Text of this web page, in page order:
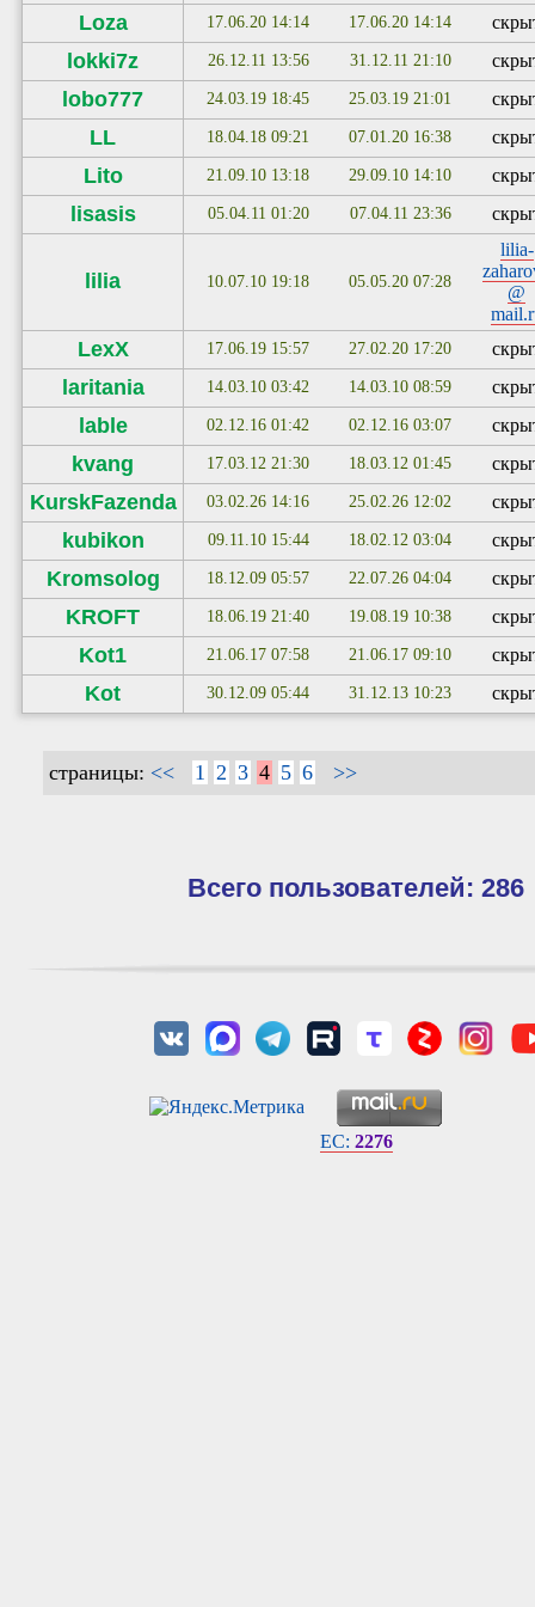
Loza 17.06.20 14:14 17.06.20 14:14
lokki7z 26.12.11 13:56 31.12.11 21:10
lobo777 24.03.19 18:45 25.03.19 21:01
LL 18.04.18 09:21 07.01.20 16:38
Lito 21.09.10 13:18 29.09.10 14:10
lisasis 05.04.11 01:20 07.04.11 23:36
lilia 10.07.10 19:18 05.05.20 07:28
lilia-
@
LexX 17.06.19 15:57 27.02.20 17:20
laritania 14.03.10 03:42 14.03.10 08:59
lable 02.12.16 01:42 02.12.16 03:07
kvang 17.03.12 21:30 18.03.12 01:45
KurskFazenda 03.02.26 14:16 25.02.26 12:02
kubikon 09.11.10 15:44 18.02.12 03:04
Kromsolog 18.12.09 05:57 22.07.26 04:04
KROFT 18.06.19 21:40 19.08.19 10:38
Kot1 21.06.17 07:58 21.06.17 09:10
Kot 30.12.09 05:44 31.12.13 10:23
страницы: << 1 2 3 4 5 6 >>
Всего пользователей: 286
EC: 2276